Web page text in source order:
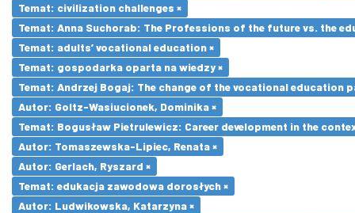
Temat: civilization challenges ×
Temat: Anna Suchorab: The Professions of the future vs. the
Temat: adults’ vocational education ×
Temat: gospodarka oparta na wiedzy ×
Temat: Andrzej Bogaj: The change of the vocational education
Autor: Goltz-Wasiucionek, Dominika ×
Temat: Bogusław Pietrulewicz: Career development in the
Autor: Tomaszewska-Lipiec, Renata ×
Autor: Gerlach, Ryszard ×
Temat: edukacja zawodowa dorosłych ×
Autor: Ludwikowska, Katarzyna ×